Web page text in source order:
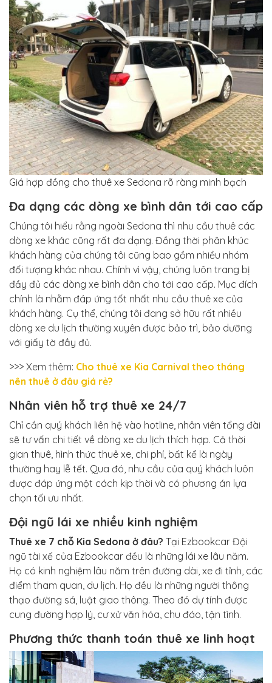
Giá hợp đồng cho thuê xe Sedona rõ ràng minh bạch
Đa dạng các dòng xe bình dân tới cao cấp
Chúng tôi hiểu rằng ngoài Sedona thì nhu cầu thuê các
dòng xe khác cũng rất đa dạng. Đồng thời phân khúc
khách hàng của chúng tôi cũng bao gồm nhiều nhóm
đối tượng khác nhau. Chính vì vậy, chúng luôn trang bị
đầy đủ các dòng xe bình dân cho tới cao cấp. Mục đích
chính là nhằm đáp ứng tốt nhất nhu cầu thuê xe của
khách hàng. Cụ thể, chúng tôi đang sở hữu rất nhiều
dòng xe du lịch thường xuyên được bảo trì, bảo dưỡng
với giấy tờ đầy đủ.
>>> Xem thêm: Cho thuê xe Kia Carnival theo tháng
nên thuê ở đâu giá rẻ?
Nhân viên hỗ trợ thuê xe 24/7
Chỉ cần quý khách liên hệ vào hotline, nhân viên tổng đài
sẽ tư vấn chi tiết về dòng xe du lịch thích hợp. Cả thời
gian thuê, hình thức thuê xe, chi phí, bất kể là ngày
thường hay lễ tết. Qua đó, nhu cầu của quý khách luôn
được đáp ứng một cách kịp thời và có phương án lựa
chọn tối ưu nhất.
Đội ngũ lái xe nhiều kinh nghiệm
Thuê xe 7 chỗ Kia Sedona ở đâu? Tại Ezbookcar Đội
ngũ tài xế của Ezbookcar đều là những lái xe lâu năm.
Họ có kinh nghiệm lâu năm trên đường dài, xe đi tỉnh, các
điểm tham quan, du lịch. Họ đều là những người thông
thạo đường sá, luật giao thông. Theo đó dự tính được
cung đường hợp lý, cư xử văn hóa, chu đáo, tận tình.
Phương thức thanh toán thuê xe linh hoạt